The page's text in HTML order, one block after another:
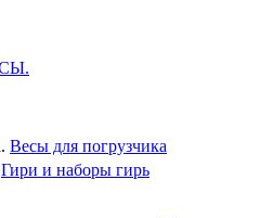
Весы для погрузчика
Гири и наборы гирь